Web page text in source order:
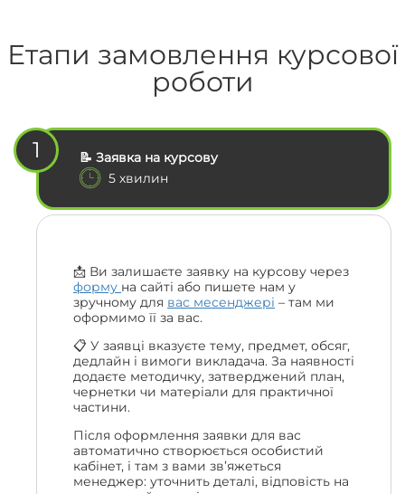
Етапи замовлення курсової
роботи
1
📝 Заявка на курсову
5 хвилин
📩 Ви залишаєте заявку на курсову через
форму на сайті або пишете нам у
зручному для вас месенджері – там ми
оформимо її за вас.
📋 У заявці вказуєте тему, предмет, обсяг,
дедлайн і вимоги викладача. За наявності
додаєте методичку, затверджений план,
чернетки чи матеріали для практичної
частини.
Після оформлення заявки для вас
автоматично створюється особистий
кабінет, і там з вами зв’яжеться
менеджер: уточнить деталі, відповість на